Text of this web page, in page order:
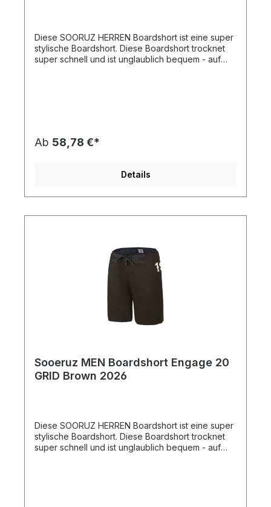
Diese SOORUZ HERREN Boardshort ist eine super
stylische Boardshort. Diese Boardshort trocknet
super schnell und ist unglaublich bequem - auf
Ab 58,78 €*
Details
Sooeruz MEN Boardshort Engage 20
GRID Brown 2026
Diese SOORUZ HERREN Boardshort ist eine super
stylische Boardshort. Diese Boardshort trocknet
super schnell und ist unglaublich bequem - auf